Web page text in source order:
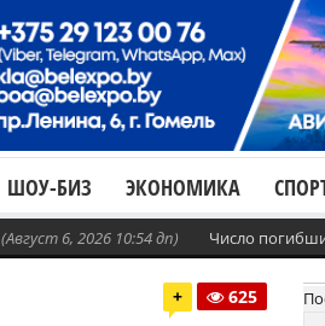
ШОУ-БИЗ ЭКОНОМИКА
(Август 6, 2026 10:54 дп) Число
+ 625